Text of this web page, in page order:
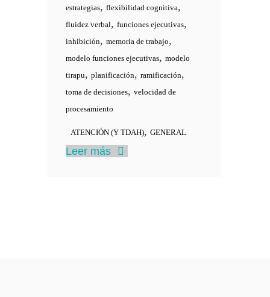
estrategias, flexibilidad cognitiva,
fluidez verbal, funciones ejecutivas,
inhibición, memoria de trabajo,
modelo funciones ejecutivas, modelo
tirapu, planificación, ramificación,
toma de decisiones, velocidad de
procesamiento
ATENCIÓN (Y TDAH), GENERAL
Leer más